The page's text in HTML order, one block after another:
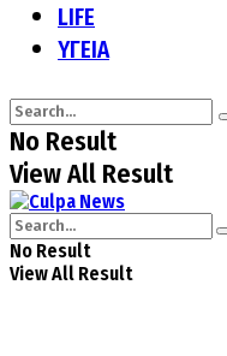
LIFE
ΥΓΕΙΑ
No Result
View All Result
No Result
View All Result